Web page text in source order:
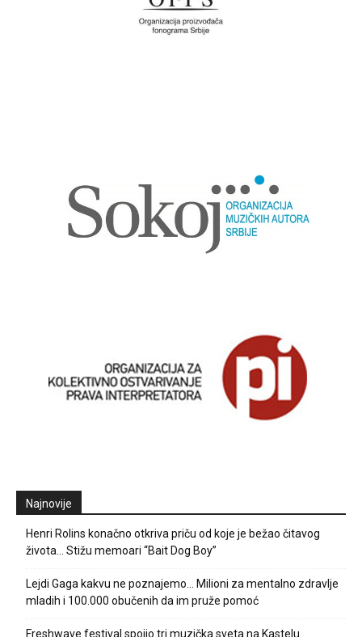
Najnovije
Henri Rolins konačno otkriva priču od koje je bežao čitavog
života… Stižu memoari “Bait Dog Boy”
Lejdi Gaga kakvu ne poznajemo… Milioni za mentalno zdravlje
mladih i 100.000 obučenih da im pruže pomoć
Freshwave festival spojio tri muzička sveta na Kastelu